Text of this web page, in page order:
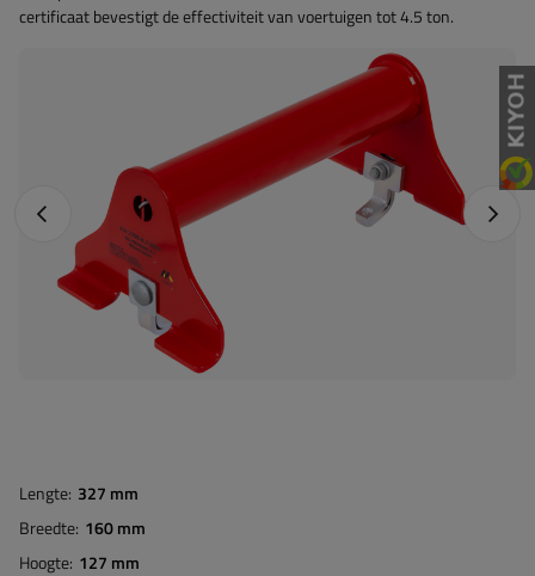
certificaat bevestigt de effectiviteit van voertuigen tot 4.5 ton.
Vorige foto
Lengte 327 mm
Breedte 160 mm
Hoogte 127 mm